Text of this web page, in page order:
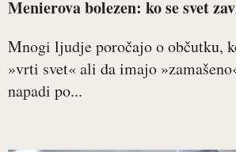
Menierova bolezen: ko se svet
Mnogi ljudje poročajo o občutku,
»vrti svet« ali da imajo
napadi po...